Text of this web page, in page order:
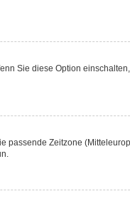
Sie diese Option
passende Zeitzone